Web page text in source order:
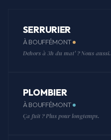
SERRURIER
À BOUFFÉMONT
Dehors à 3h du mat' ? Nous aussi.
PLOMBIER
À BOUFFÉMONT
Ça fuit ? Plus pour longtemps.